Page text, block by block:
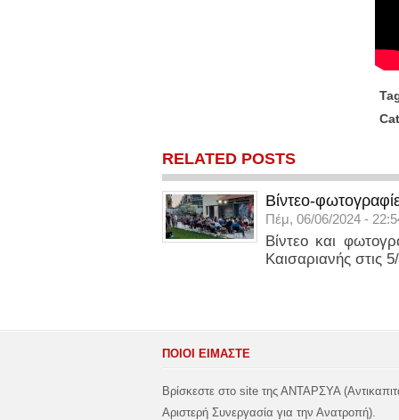
RELATED POSTS
Βίντεο-
Πέμ, 06/06/2024 -
Βίντεο και
Καισαριανής στις
ΠΟΙΟΙ ΕΙΜΑΣΤΕ
Βρίσκεστε στο site της ΑΝΤΑΡΣΥΑ
Αριστερή Συνεργασία για την Ανατροπή).